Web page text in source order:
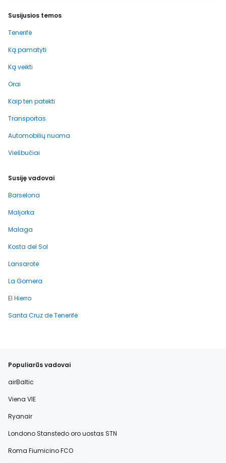
Susijusios temos
Tenerifė
Ką pamatyti
Ką veikti
Orai
Kaip ten patekti
Transportas
Automobilių nuoma
Viešbučiai
Susiję vadovai
Barselona
Maljorka
Malaga
Kosta del Sol
Lansarotė
La Gomera
El Hierro
Santa Cruz de Tenerifė
Populiarūs vadovai
airBaltic
Viena VIE
Ryanair
Londono Stanstedo oro uostas STN
Roma Fiumicino FCO